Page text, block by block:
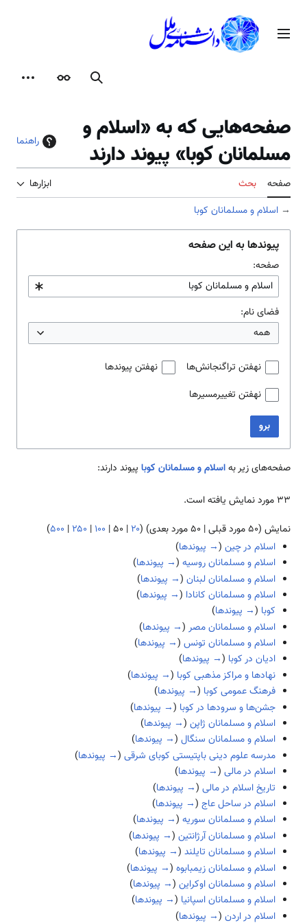
محتوامنوی اصلی
جستجوظاهر
صفحه‌هایی که به «اسلام و
مسلمانان کوبا» پیوند دارند
راهنما
صفحه بحث
ابزارها
→ اسلام و مسلمانان کوبا
پیوندها به این صفحه
صفحه:
فضای نام:
همه
نهفتن تراگنجانش‌ها
نهفتن پیوندها
نهفتن تغییرمسیرها
برو
صفحه‌های زیر بهاسلام و مسلمانان کوبا پیوند دارند:
۳۳ مورد نمایش یافته است.
نمایش (۵۰ مورد قبلی | ۵۰ مورد بعدی ) (۲۰ | ۵۰| ۱۰۰ | ۲۵۰ | ۵۰۰)
اسلام در چین (→ پیوندها)
اسلام و مسلمانان روسیه (→ پیوندها)
اسلام و مسلمانان لبنان (→ پیوندها)
اسلام و مسلمانان کانادا (→ پیوندها)
کوبا (→ پیوندها)
اسلام و مسلمانان مصر (→ پیوندها)
اسلام و مسلمانان تونس (→ پیوندها)
ادیان در کوبا (→ پیوندها)
نهادها و مراکز مذهبی کوبا (→ پیوندها)
فرهنگ عمومی کوبا (→ پیوندها)
جشن‌ها و سرودها در کوبا (→ پیوندها)
اسلام و مسلمانان ژاپن (→ پیوندها)
اسلام و مسلمانان سنگال (→ پیوندها)
مدرسه علوم دینی باپتیستی کوبای شرقی (→ پیوندها)
اسلام در مالی (→ پیوندها)
تاریخ اسلام در مالی (→ پیوندها)
اسلام در ساحل عاج (→ پیوندها)
اسلام و مسلمانان سوریه (→ پیوندها)
اسلام و مسلمانان آرژانتین (→ پیوندها)
اسلام و مسلمانان تایلند (→ پیوندها)
اسلام و مسلمانان زیمبابوه (→ پیوندها)
اسلام و مسلمانان اوکراین (→ پیوندها)
اسلام و مسلمانان اسپانیا (→ پیوندها)
اسلام در اردن (→ پیوندها)